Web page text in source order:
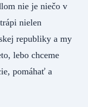
nie je niečo v
nielen
republiky a my
lebo chceme
pomáhať a